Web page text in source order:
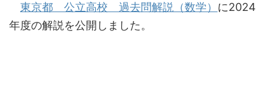
東京都 公立高校 過去問解説（数学） に2024
年度の解説を公開しました。